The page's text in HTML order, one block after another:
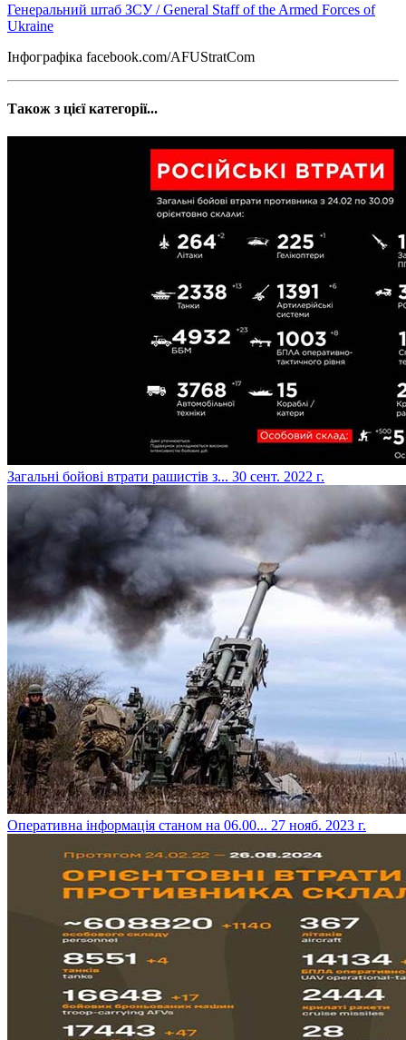
Генеральний штаб ЗСУ / General Staff of the Armed Forces of
Ukraine
Інфографіка facebook.com/AFUStratCom
Також з цієї категорії...
​Загальні бойові втрати рашистів з... 30 сент. 2022 г.
​Оперативна інформація станом на 06.00... 27 нояб. 2023 г.